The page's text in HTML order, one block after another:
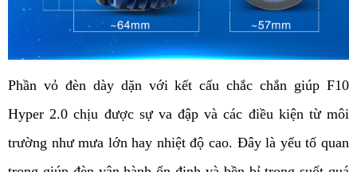
Phần vỏ đèn dày dặn với kết cấu chắc chắn giúp F10
Hyper 2.0 chịu được sự va đập và các điều kiện từ môi
trường như mưa lớn hay nhiệt độ cao. Đây là yếu tố quan